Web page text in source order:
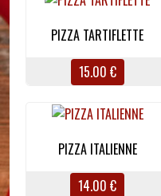
PIZZA TARTIFLETTE
15.00 €
PIZZA ITALIENNE
14.00 €